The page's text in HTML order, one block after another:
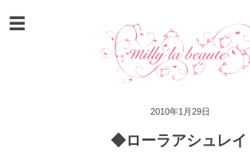
2010年1月29日
◆ローラアシュレイ